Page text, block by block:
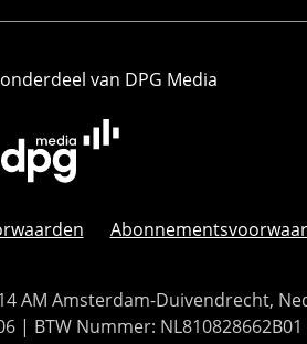
van DPG Media
AM Amsterdam-Duivendrecht,
| BTW Nummer: NL810828662B01